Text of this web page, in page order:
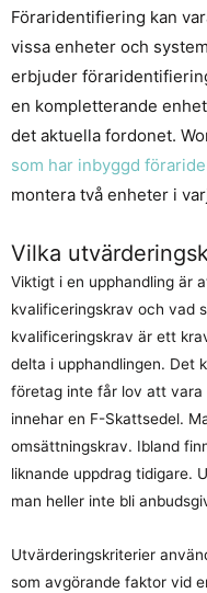
Föraridentifiering kan
vissa enheter och
erbjuder
en kompletterande
det aktuella fordonet.
som har inbyggd
montera två enheter i
Vilka
Viktigt i en upphandling är
kvalificeringskrav och vad
kvalificeringskrav är ett
delta i upphandlingen. Det
företag inte får lov att vara
innehar en F-Skattsedel.
omsättningskrav. Ibland
liknande uppdrag tidigare.
man heller inte bli
Utvärderingskriterier
som avgörande faktor vid